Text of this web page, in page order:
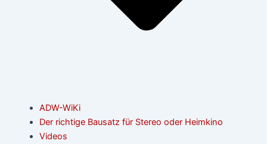
ADW-WiKi
Der richtige Bausatz für Stereo oder Heimkino
Videos